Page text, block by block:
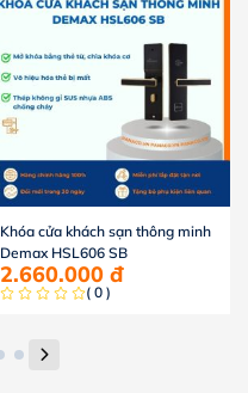
Khóa cửa khách sạn thông minh
Demax HSL606 SB
2.660.000 đ
( 0 )